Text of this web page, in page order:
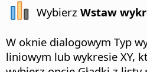
WybierzWstaw
W oknie dialogowym Typ
liniowym lub wykresie XY,